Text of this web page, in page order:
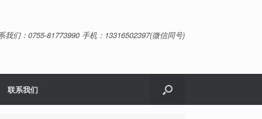
我们：0755-81773990 手机：13316502397(微信同号)
联系我们